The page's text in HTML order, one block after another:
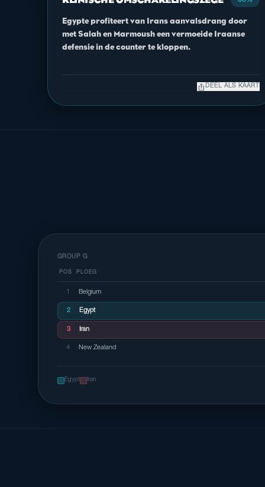
Egypte profiteert van Irans aanvalsdrang door
met Salah en Marmoush een vermoeide Iraanse
defensie in de counter te kloppen.
ios_share DEEL ALS KAART
GROUP G
POS PLOEG
1 Belgium
2 Egypt
3 Iran
4 New Zealand
Egypt Iran